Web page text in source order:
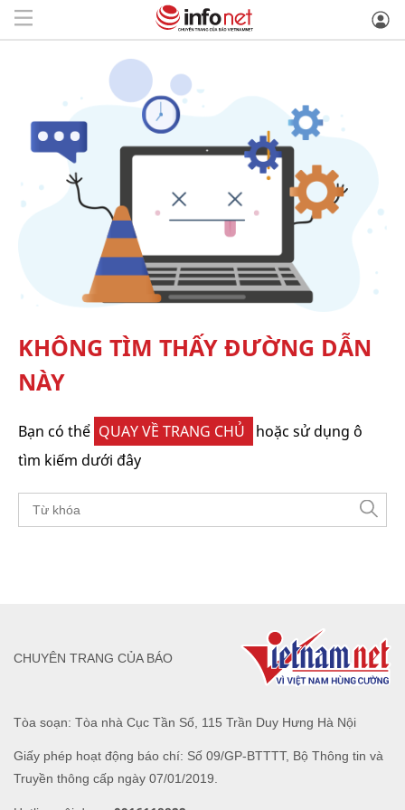
KHÔNG TÌM THẤY ĐƯỜNG DẪN
NÀY
Bạn có thể QUAY VỀ TRANG CHỦ
hoặc sử dụng ô
tìm kiếm dưới đây
Tòa soạn: Tòa nhà Cục Tần Số, 115 Trần Duy Hưng Hà Nội
Giấy phép hoạt động báo chí: Số 09/GP-BTTTT, Bộ Thông tin và
Truyền thông cấp ngày 07/01/2019.
CHUYÊN TRANG CỦA BÁO